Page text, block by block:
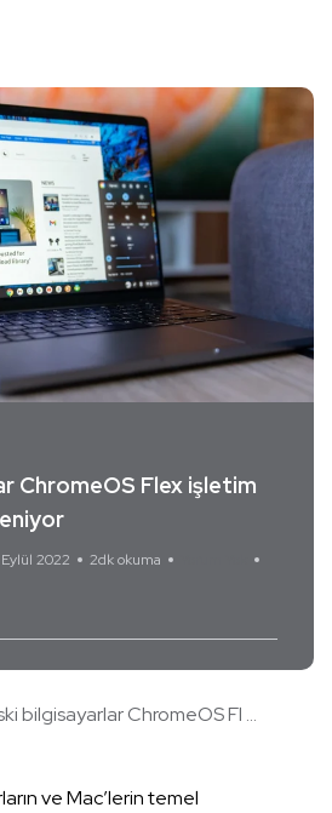
ChromeOS Flex işletim
2022 2dk okuma
bilgisayarlar ChromeOS Fl ...
ve Mac’lerin temel